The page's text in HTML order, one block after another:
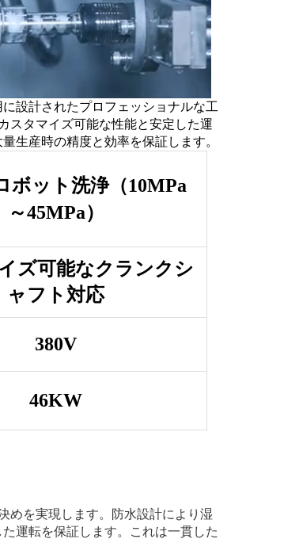
設計されたプロフェッショナルな工
スタマイズ可能な性能と安定した運
生産時の精度と効率を保証します。
ボット洗浄（10MPa
～45MPa）
ズ可能なクランクシ
ャフト対応
380V
46KW
めを実現します。防水設計により湿
運転を保証します。これは一貫した